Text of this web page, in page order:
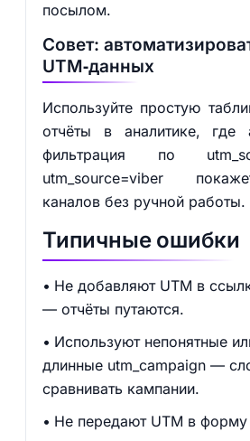
посылом.
Совет:
UTM‑данных
Используйте простую
отчёты в аналитике, где
фильтрация по
utm_source=viber
каналов без ручной работы.
Типичные ошибки
Не добавляют UTM в
— отчёты путаются.
Используют непонятные
длинные utm_campaign —
сравнивать кампании.
Не передают UTM в